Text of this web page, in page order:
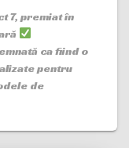
7, premiat în
ca fiind o
pentru
de